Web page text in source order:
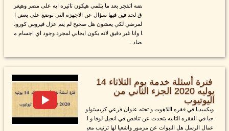
ضه اتفجر بعد ما يتلمي هيكون تاثيره ايه على مصر وهيغر
ق لحد فين فيها سؤال عن الاجهزه التي توضع علي بعض ا
لمرضي لكي يعشون هل صحيح لم يتم عزل فيروس كورون
ا وانا غير دقيق لانه يكون ايجابي لمجرد وجود اي اجسام م
ضاد...
فترة أسئلة خدمة يوم الثلاثاء 14
يوليه 2020 الجزء الثاني من
اليوتيوب
ويكيبيديا في فقره اللاهوت و تحته عنوان فرعي كريستولو
جيا في الفقره الثانيه يتحدث عن تناقض في انجيل لوقا و ا
عمال الرسل هل النبوات عن مزمور واشعيا لها ترتيب معي